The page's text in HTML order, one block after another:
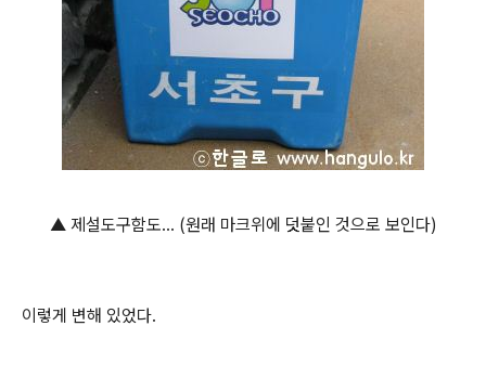
▲ 제설도구함도... (원래 마크위에 덧붙인 것으로 보인다)
이렇게 변해 있었다.